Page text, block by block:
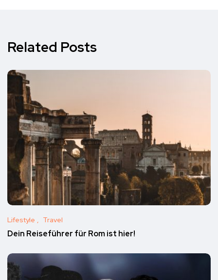
Related Posts
Lifestyle Travel
Dein Reiseführer für Rom ist hier!